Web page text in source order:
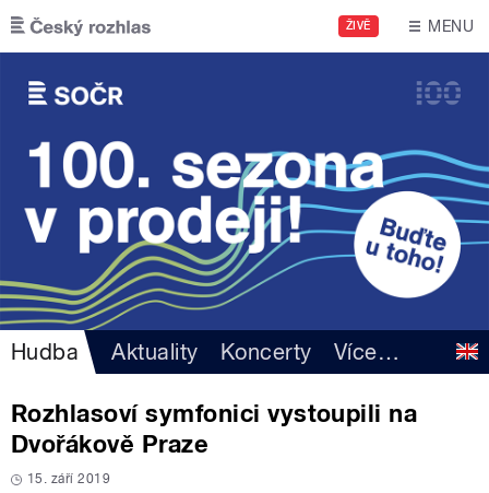
Přejít k hlavnímu obsahu
ŽIVĚ MENU
Hudba Aktuality Koncerty Více…
Rozhlasoví symfonici vystoupili na
Dvořákově Praze
15. září 2019